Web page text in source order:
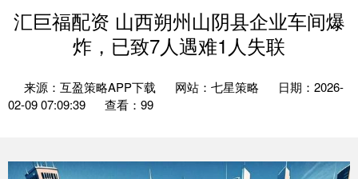
汇巨福配资 山西朔州山阴县企业车间爆
炸，已致7人遇难1人失联
来源：互盈策略APP下载 网站：七星策略
日期：2026-
02-09 07:09:39
查看：99